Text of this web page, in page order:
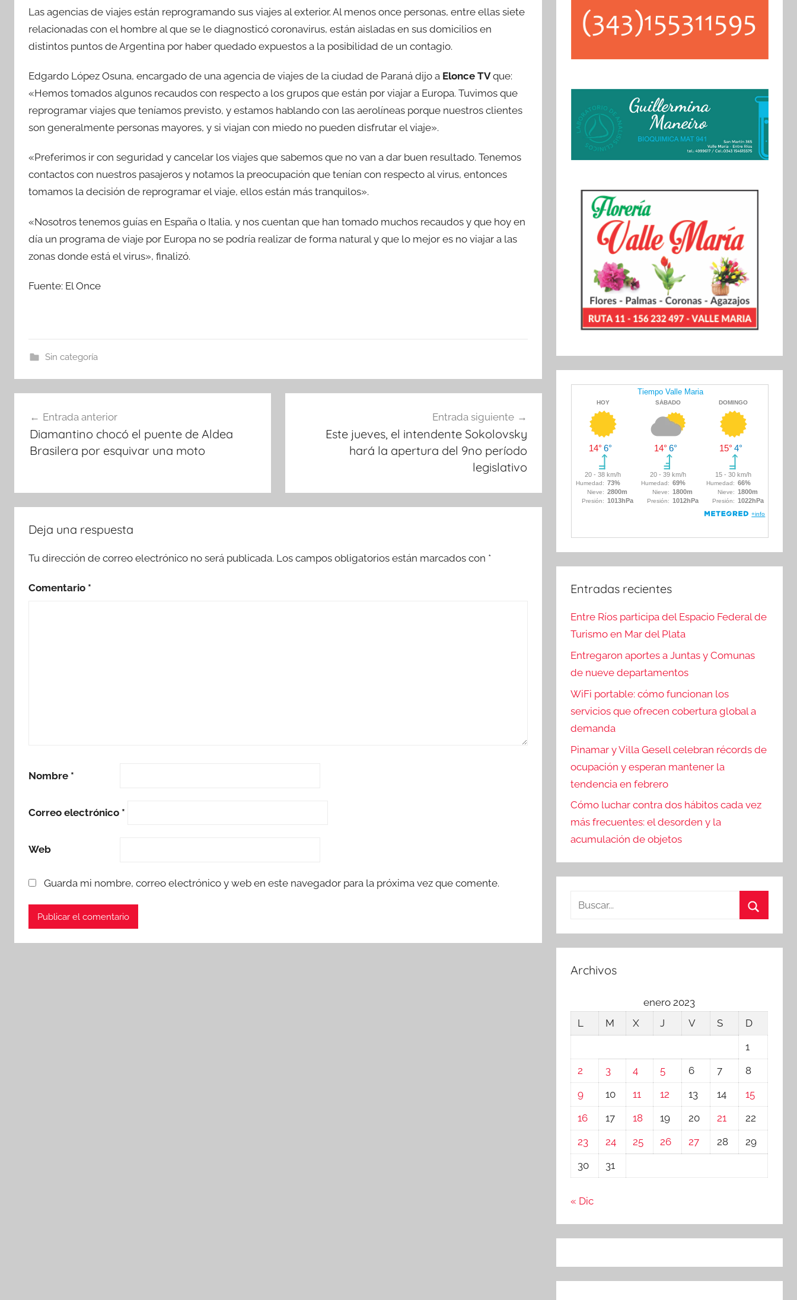
b
o
o
A
p
p
ar
tir
Las agencias de viajes están reprogramando sus viajes al exterior. Al menos once personas, entre ellas siete
relacionadas con el hombre al que se le diagnosticó coronavirus, están aisladas en sus domicilios en
distintos puntos de Argentina por haber quedado expuestos a la posibilidad de un contagio.
Edgardo López Osuna, encargado de una agencia de viajes de la ciudad de Paraná dijo a Elonce TVque:
«Hemos tomados algunos recaudos con respecto a los grupos que están por viajar a Europa. Tuvimos que
reprogramar viajes que teníamos previsto, y estamos hablando con las aerolíneas porque nuestros clientes
son generalmente personas mayores, y si viajan con miedo no pueden disfrutar el viaje».
«Preferimos ir con seguridad y cancelar los viajes que sabemos que no van a dar buen resultado. Tenemos
contactos con nuestros pasajeros y notamos la preocupación que tenían con respecto al virus, entonces
tomamos la decisión de reprogramar el viaje, ellos están más tranquilos».
«Nosotros tenemos guías en España o Italia, y nos cuentan que han tomado muchos recaudos y que hoy en
día un programa de viaje por Europa no se podría realizar de forma natural y que lo mejor es no viajar a las
zonas donde está el virus», finalizó.
Fuente: El Once
Sin categoría
de
entradas
Entrada anterior
Diamantino chocó el puente de Aldea
Brasilera por esquivar una moto
Entrada siguiente
Este jueves, el intendente Sokolovsky
hará la apertura del 9no período
legislativo
Deja una respuesta
Tu dirección de correo electrónico no será publicada. Los campos obligatorios están marcados con *
Comentario *
Nombre *
Correo electrónico *
Web
Guarda mi nombre, correo electrónico y web en este navegador para la próxima vez que comente.
Entradas recientes
Entre Ríos participa del Espacio Federal de
Turismo en Mar del Plata
Entregaron aportes a Juntas y Comunas
de nueve departamentos
WiFi portable: cómo funcionan los
servicios que ofrecen cobertura global a
demanda
Pinamar y Villa Gesell celebran récords de
ocupación y esperan mantener la
tendencia en febrero
Cómo luchar contra dos hábitos cada vez
más frecuentes: el desorden y la
acumulación de objetos
Buscar:
Archivos
enero 2023
L
M X J V S
D
1
2
3 4 5 6 7
8
9
10 11 12 13 14
15
16
17 18 19 20 21
22
23
24 25 26 27 28
29
30
31
« Dic